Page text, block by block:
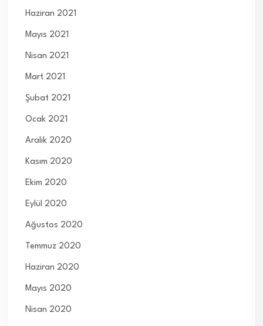
Haziran 2021
Mayıs 2021
Nisan 2021
Mart 2021
Şubat 2021
Ocak 2021
Aralık 2020
Kasım 2020
Ekim 2020
Eylül 2020
Ağustos 2020
Temmuz 2020
Haziran 2020
Mayıs 2020
Nisan 2020